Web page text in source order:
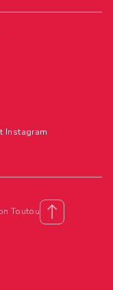
Instagram
Toutou